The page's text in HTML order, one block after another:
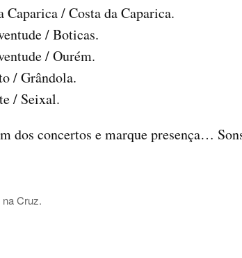
Caparica / Costa da Caparica.
/ Boticas.
/ Ourém.
/ Grândola.
/ Seixal.
dos concertos e marque presença…
Cruz.